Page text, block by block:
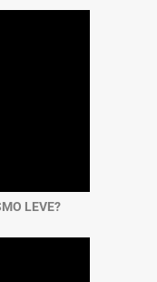
LEVE?